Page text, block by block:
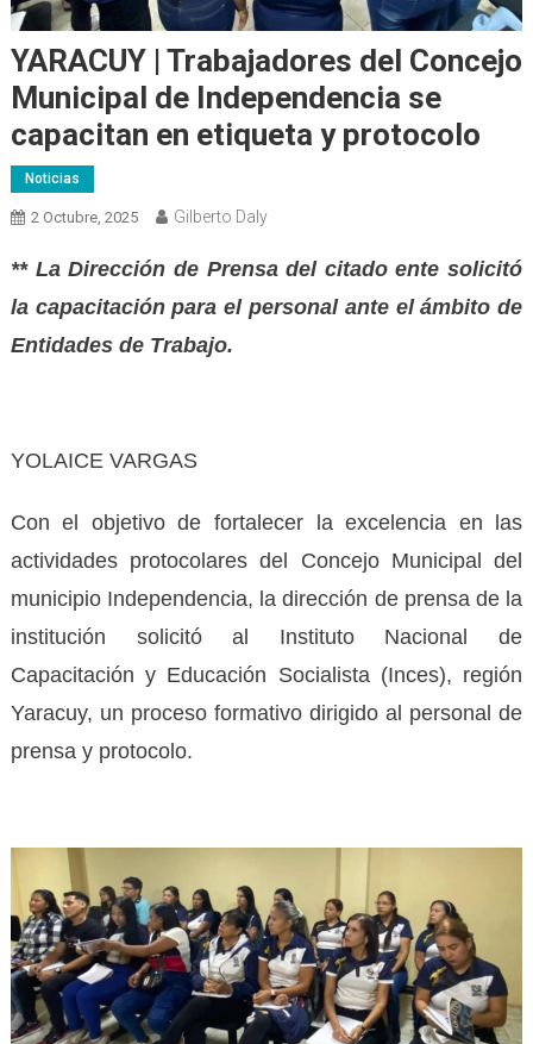
YARACUY | Trabajadores del Concejo
Municipal de Independencia se
capacitan en etiqueta y protocolo
Noticias
2 Octubre, 2025 Gilberto Daly
** La Dirección de Prensa del citado ente solicitó
la capacitación para el personal ante el ámbito de
Entidades de Trabajo.
YOLAICE VARGAS
Con el objetivo de fortalecer la excelencia en las
actividades protocolares del Concejo Municipal del
municipio Independencia, la dirección de prensa de la
institución solicitó al Instituto Nacional de
Capacitación y Educación Socialista (Inces), región
Yaracuy, un proceso formativo dirigido al personal de
prensa y protocolo.